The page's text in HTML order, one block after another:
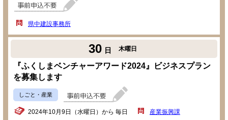
県中建設事務所
30 日 木曜日
『ふくしまベンチャーアワード2024』ビジネスプラン
を募集します
しごと・産業
2024年10月9日（水曜日）から 毎日 産業振興課